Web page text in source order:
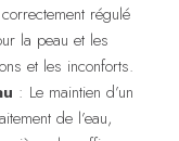
régulé
la peau et les
et les inconforts.
: Le maintien d’un
de l’eau,